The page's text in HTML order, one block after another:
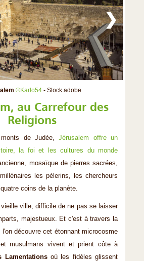
©Karlo54- Stock.adobe
❯
au Carrefour des
Religions
monts de Judée,Jérusalem offre un
la foi et les cultures du monde
mosaïque de pierres sacrées,
les pèlerins, les chercheurs
coins de la planète.
ville, difficile de ne pas se laisser
majestueux. Et c'est à travers la
découvre cet étonnant microcosme
musulmans vivent et prient côte à
Lamentationsoù les fidèles glissent